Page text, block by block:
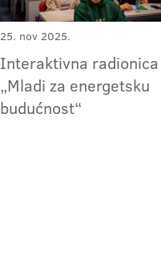
25. nov 2025.
Interaktivna radionica
„Mladi za energetsku
budućnost“